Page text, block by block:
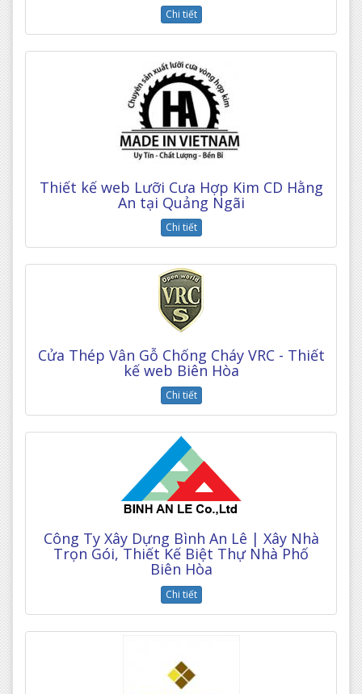
Chi tiết
Thiết kế web Lưỡi Cưa Hợp Kim CD Hằng
An tại Quảng Ngãi
Chi tiết
Cửa Thép Vân Gỗ Chống Cháy VRC - Thiết
kế web Biên Hòa
Chi tiết
Công Ty Xây Dựng Bình An Lê | Xây Nhà
Trọn Gói, Thiết Kế Biệt Thự Nhà Phố
Biên Hòa
Chi tiết